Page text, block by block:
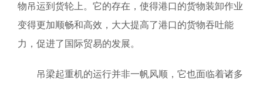
物吊运到货轮上。它的存在，使得港口的货物装卸作业
变得更加顺畅和高效，大大提高了港口的货物吞吐能
力，促进了国际贸易的发展。
吊梁起重机的运行并非一帆风顺，它也面临着诸多